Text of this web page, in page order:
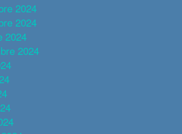
2024
2024
2024
2024